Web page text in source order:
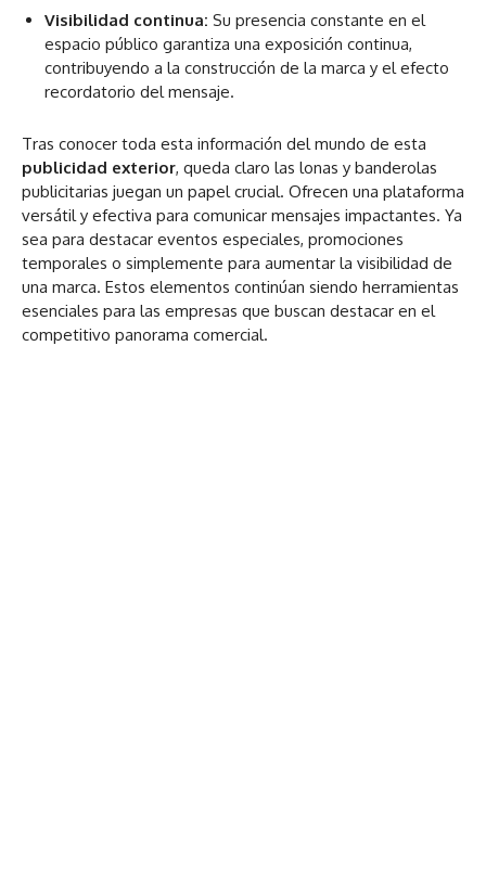
Visibilidad continua: Su presencia constante en el
espacio público garantiza una exposición continua,
contribuyendo a la construcción de la marca y el efecto
recordatorio del mensaje.
Tras conocer toda esta información del mundo de esta
publicidad exterior, queda claro las lonas y banderolas
publicitarias juegan un papel crucial. Ofrecen una plataforma
versátil y efectiva para comunicar mensajes impactantes. Ya
sea para destacar eventos especiales, promociones
temporales o simplemente para aumentar la visibilidad de
una marca. Estos elementos continúan siendo herramientas
esenciales para las empresas que buscan destacar en el
competitivo panorama comercial.